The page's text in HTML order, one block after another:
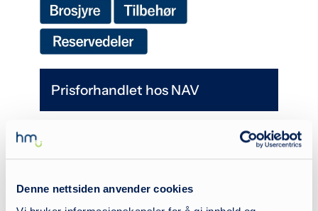
Denne nettsiden anvender cookies
Prisforhandlet hos NAV
Produktspesifikasjoner